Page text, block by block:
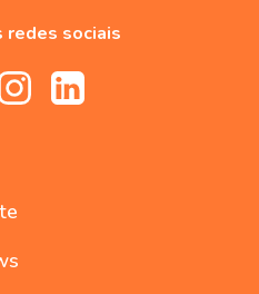
redes sociais